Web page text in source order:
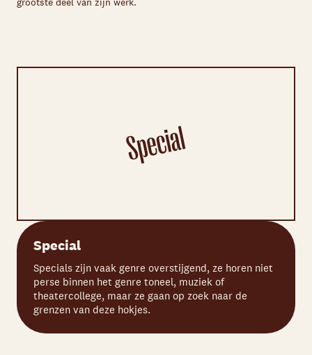
Special
Specials zijn vaak genre overstijgend, ze horen niet
perse binnen het genre toneel, muziek of
theatercollege, maar ze gaan op zoek naar de
grenzen van deze hokjes.